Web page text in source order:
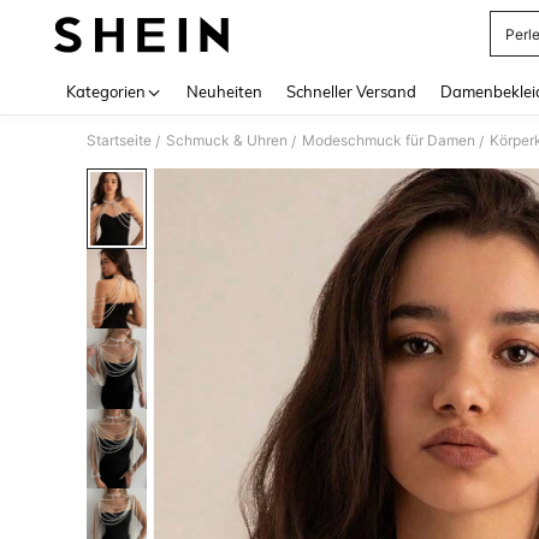
Kategorien Neuheiten Schneller Versand
Startseite / Schmuck & Uhren / Modeschmuck für Damen /